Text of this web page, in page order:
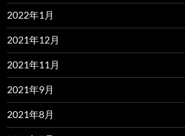
2022年1月
2021年12月
2021年11月
2021年9月
2021年8月